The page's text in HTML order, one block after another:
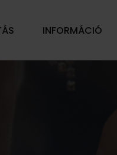
INFORMÁCIÓ